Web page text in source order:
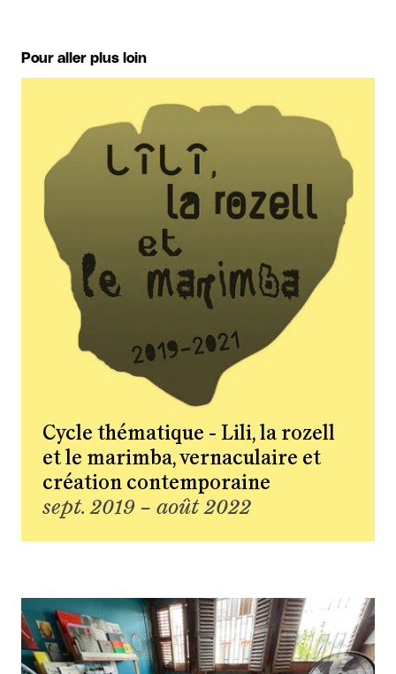
Pour aller plus loin
Cycle thématique - Lili, la rozell
et le marimba, vernaculaire et
création contemporaine
sept. 2019 – août 2022